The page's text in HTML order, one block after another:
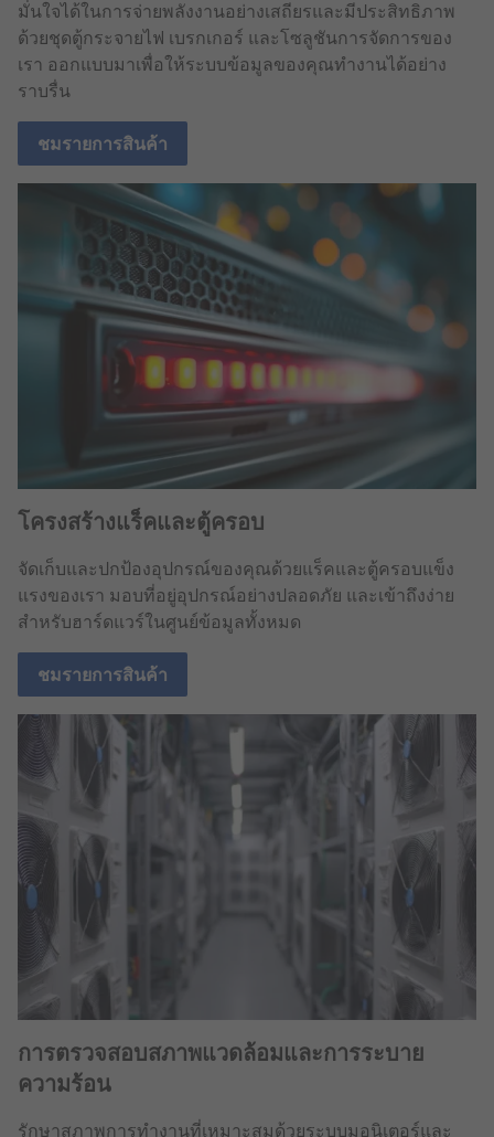
มั่นใจได้ในการจ่ายพลังงานอย่างเสถียรและมีประสิทธิภาพ
ด้วยชุดตู้กระจายไฟ เบรกเกอร์ และโซลูชันการจัดการของ
เรา ออกแบบมาเพื่อให้ระบบข้อมูลของคุณทำงานได้อย่าง
ราบรื่น
ชมรายการสินค้า
โครงสร้างแร็คและตู้ครอบ
จัดเก็บและปกป้องอุปกรณ์ของคุณด้วยแร็คและตู้ครอบแข็ง
แรงของเรา มอบที่อยู่อุปกรณ์อย่างปลอดภัย และเข้าถึงง่าย
สำหรับฮาร์ดแวร์ในศูนย์ข้อมูลทั้งหมด
ชมรายการสินค้า
การตรวจสอบสภาพแวดล้อมและการระบาย
ความร้อน
รักษาสภาพการทำงานที่เหมาะสมด้วยระบบมอนิเตอร์และ